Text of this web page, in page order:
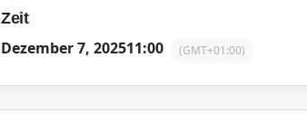
Zeit
Dezember 7, 202511:00 (GMT+01:00)